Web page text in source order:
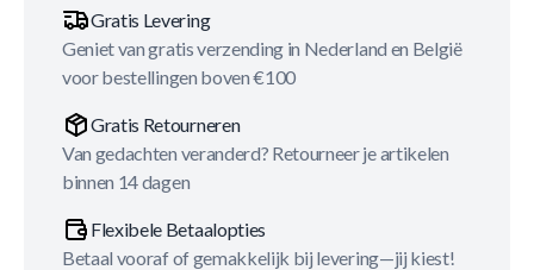
Gratis Levering
Geniet van gratis verzending in Nederland en België
voor bestellingen boven €100
Gratis Retourneren
Van gedachten veranderd? Retourneer je artikelen
binnen 14 dagen
Flexibele Betaalopties
Betaal vooraf of gemakkelijk bij levering—jij kiest!